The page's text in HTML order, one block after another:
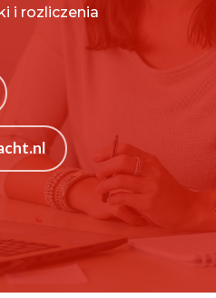
i rozliczenia